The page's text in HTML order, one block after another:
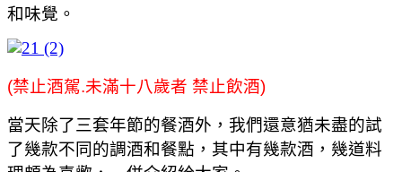
和味覺。
(禁止酒駕.未滿十八歲者 禁止飲酒)
當天除了三套年節的餐酒外，我們還意猶未盡的試
了幾款不同的調酒和餐點，其中有幾款酒，幾道料